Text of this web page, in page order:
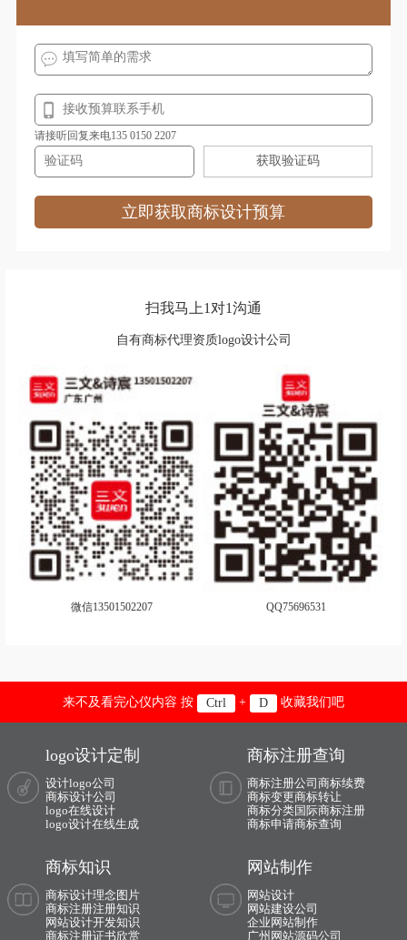
卤味商标注册 面包商标注册
帽商标注册 奶茶商标注册
能源商标注册
烹饪商标注册 培训商标注册
肉菜商标注册
水果商标注册
商标分类 食用油商标注册
饰品商标注册 水商标注册
绳网袋篷商标注册 手套商标注册
手机商标注册 摄影器材商标注册
手表商标注册 调味品商标注册
文具商标注册 卫浴商标注册
香水商标注册 鞋商标注册
鱼商标注册
医疗商标注册 运动商标注册
运动器材商标注册 医疗器械商标注册
请接听回复来电135 0150 2207
获取验证码
立即获取商标设计预算
扫我马上1对1沟通
自有商标代理资质logo设计公司
微信13501502207 QQ75696531
来不及看完心仪内容 按 Ctrl + D 收藏我们吧
logo设计定制
设计logo公司
商标设计公司
logo在线设计
logo设计在线生成
商标注册查询
商标注册公司 商标续费
商标变更商标转让
商标分类国际商标注册
商标申请商标查询
商标知识
商标设计理念图片
商标注册注册知识
网站设计开发知识
商标注册证书欣赏
网站制作
网站设计
网站建设公司
企业网站制作
广州网站源码公司